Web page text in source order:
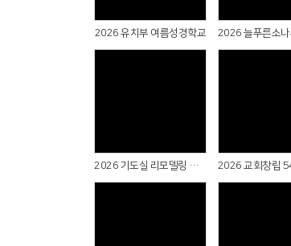
2026 유치부 여름성경학교
2026 기도실 리모델링 감사예배 & 새가족수료식